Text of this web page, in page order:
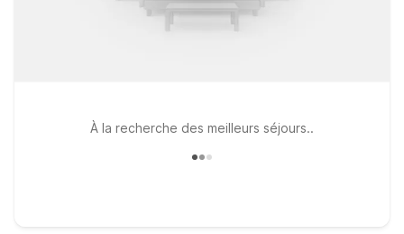
À la recherche des meilleurs séjours..